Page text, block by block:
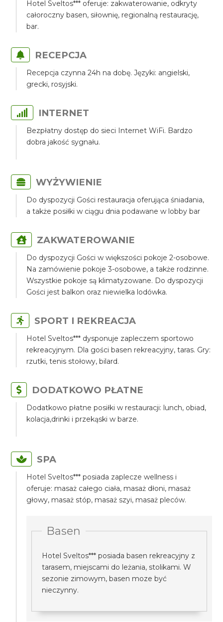
Hotel Sveltos*** oferuje: zakwaterowanie, odkryty
całoroczny basen, siłownię, regionalną restaurację,
bar.
RECEPCJA
Recepcja czynna 24h na dobę. Języki: angielski,
grecki, rosyjski.
INTERNET
Bezpłatny dostęp do sieci Internet WiFi. Bardzo
dobra jakość sygnału.
WYŻYWIENIE
Do dyspozycji Gości restauracja oferująca śniadania,
a także posiłki w ciągu dnia podawane w lobby bar
ZAKWATEROWANIE
Do dyspozycji Gości w większości pokoje 2-osobowe.
Na zamówienie pokoje 3-osobowe, a także rodzinne.
Wszystkie pokoje są klimatyzowane. Do dyspozycji
Gości jest balkon oraz niewielka lodówka.
SPORT I REKREACJA
Hotel Sveltos*** dysponuje zapleczem sportowo
rekreacyjnym. Dla gości basen rekreacyjny, taras. Gry:
rzutki, tenis stołowy, bilard.
DODATKOWO PŁATNE
Dodatkowo płatne posiłki w restauracji: lunch, obiad,
kolacja,drinki i przekąski w barze.
SPA
Hotel Sveltos*** posiada zaplecze wellness i
oferuje: masaż całego ciała, masaż dłoni, masaż
głowy, masaż stóp, masaż szyi, masaż pleców.
Basen
Hotel Sveltos*** posiada basen rekreacyjny z
tarasem, miejscami do leżania, stolikami. W
sezonie zimowym, basen moze być
nieczynny.